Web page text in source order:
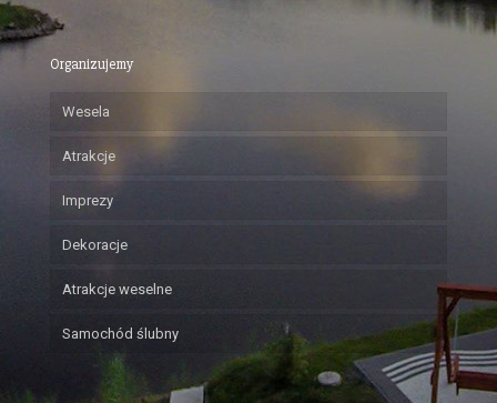
Organizujemy
Wesela
Atrakcje
Imprezy
Dekoracje
Atrakcje weselne
Samochód ślubny